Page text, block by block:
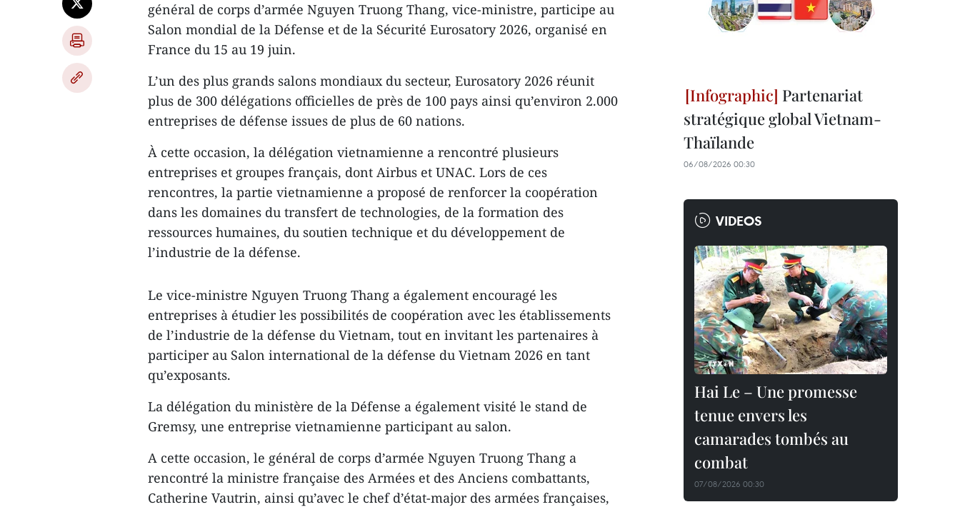
général de corps d’armée Nguyen Truong Thang, vice-ministre, participe au
Salon mondial de la Défense et de la Sécurité Eurosatory 2026, organisé en
France du 15 au 19 juin.
L’un des plus grands salons mondiaux du secteur, Eurosatory 2026 réunit
plus de 300 délégations officielles de près de 100 pays ainsi qu’environ 2.000
entreprises de défense issues de plus de 60 nations.
À cette occasion, la délégation vietnamienne a rencontré plusieurs
entreprises et groupes français, dont Airbus et UNAC. Lors de ces
rencontres, la partie vietnamienne a proposé de renforcer la coopération
dans les domaines du transfert de technologies, de la formation des
ressources humaines, du soutien technique et du développement de
l’industrie de la défense.
Le vice-ministre Nguyen Truong Thang a également encouragé les
entreprises à étudier les possibilités de coopération avec les établissements
de l’industrie de la défense du Vietnam, tout en invitant les partenaires à
participer au Salon international de la défense du Vietnam 2026 en tant
qu’exposants.
La délégation du ministère de la Défense a également visité le stand de
Gremsy, une entreprise vietnamienne participant au salon.
A cette occasion, le général de corps d’armée Nguyen Truong Thang a
rencontré la ministre française des Armées et des Anciens combattants,
Catherine Vautrin, ainsi qu’avec le chef d’état-major des armées françaises,
Partenariat
stratégique global Vietnam-
Thaïlande
06/08/2026 00:30
VIDEOS
Hai Le – Une promesse
tenue envers les
camarades tombés au
combat
07/08/2026 00:30